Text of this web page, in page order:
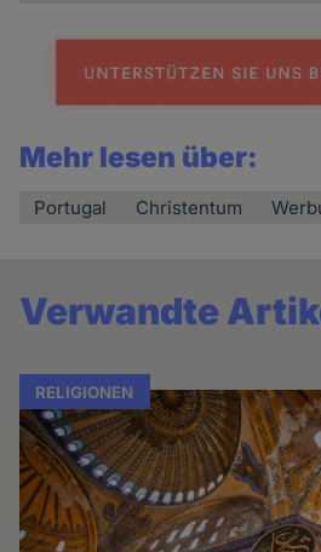
Mehr lesen über:
Portugal Christentum
Verwandte
RELIGIONEN